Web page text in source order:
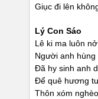
Giục đi lên
Lý Con Sáo
Lê ki ma luôn
Người anh hùng
Đã hy sinh anh
Để quê hương
Thôn xóm